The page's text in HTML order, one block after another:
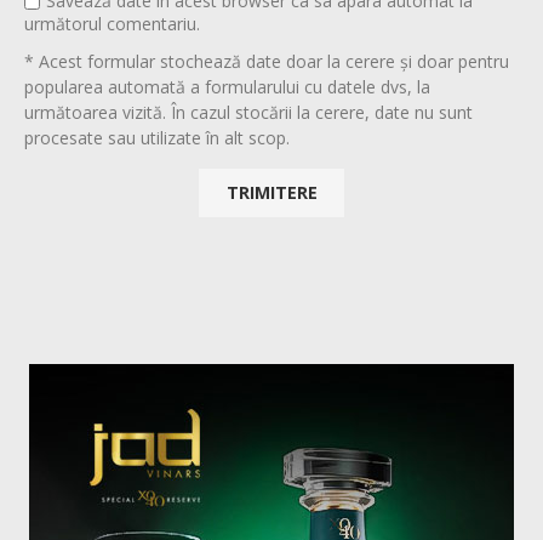
următorul comentariu.
* Acest formular stochează date doar la cerere și doar pentru
popularea automată a formularului cu datele dvs, la
următoarea vizită. În cazul stocării la cerere, date nu sunt
procesate sau utilizate în alt scop.